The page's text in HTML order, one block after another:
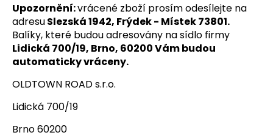
Upozornění:vrácené zboží prosím odesílejte na
adresuSlezská 1942, Frýdek - Místek 73801.
Balíky, které budou adresovány na sídlo firmy
Lidická 700/19, Brno, 60200 Vám budou
automaticky vráceny.
OLDTOWN ROAD s.r.o.
Lidická 700/19
Brno 60200
HLEDAT
D
o
p
o